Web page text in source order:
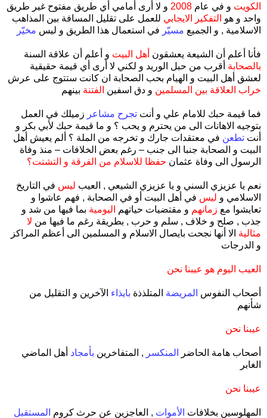
الكويت و في عام 2008 و لا أرى أمامي أي طريق مفتوح غير طريق
واحد و هو التفكير الايجابي للعمل على تقليل المسافة بين المذاهب
الاسلامية , و الجميع مسيّر في استعمال هذا الطريق و ليس مخيّر
فأنا أعلم أن الشيعة يعشقون أهل البيت و أعلم أن علاقة السنة
بالصحابة أقرب من حبل الوريد و لكني لا أرى أي قيمة حقيقية
لعشق أهل البيت و الهيام بحب الصحابة ان كانت ستتوج على عرش
خراب العلاقة بين المسلمين و دق اسفين الفتنة بينهم
فما قيمة حبك للامام علي و أنت تجرح مشاعر زميلك في العمل
بتوجيه الاهانات الى من يحترم و يحب ؟ و ما قيمة حبك لأبي بكر و
أنت تطعن في معتقدات جارك و تخرجه من الملة ؟ ألم يعيش أهل
البيت و الصحابة جنبا الى جنب – رغم بعض الخلافات – منذ وفاة
الرسول الى وفاة عثمان حفظا للاسلام من الفرقة و التشتت؟
نعم يا عزيزي السني و يا عزيزي الشيعي , العيب ليس في التاريخ
الاسلامي و ليس في أهل البيت أو في الصحابة , فهم عاشوا و
تعايشوا مع زمانهم و مقتضيات حياتهم اليومية بما فيها من شد و
جذب , صلح و خلاف , سلم و حرب , بطريقة رغم ما فيها من لا
مثالية الا أنها نجحت بايصال الاسلام و المسلمين الى أعظم المراكز
و الدرجات
العيب اليوم هو عيبنا نحن
أصحاب النفوس المريضة المتلذذة بايذاء الآخرين و التقليل من
شأنهم
عيبنا نحن
أصحاب هامة الحاضر المنكسر , المتفاخرين بأمجاد أهل الماضي
الغابر
عيبنا نحن
المهلوسين بخلافات الأموات , العاجزين عن حرث كروم المستقبل